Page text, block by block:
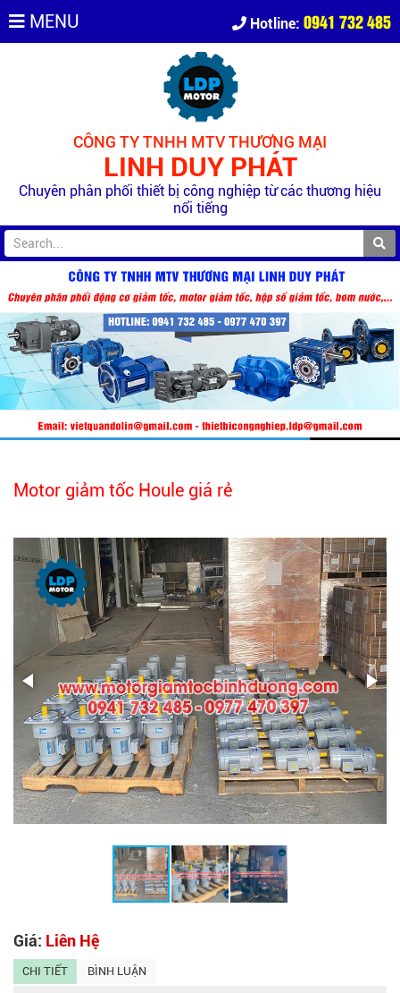
MENU Hotline: 0941 732 485
CÔNG TY TNHH MTV THƯƠNG MẠI
LINH DUY PHÁT
Chuyên phân phối thiết bị công nghiệp từ các thương hiệu
nổi tiếng
Motor giảm tốc Houle giá rẻ
Giá: Liên Hệ
CHI TIẾT BÌNH LUẬN